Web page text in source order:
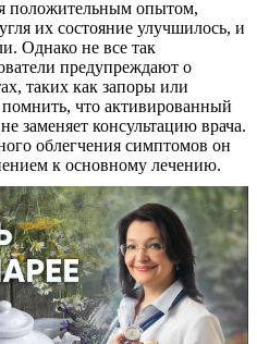
положительным опытом,
их состояние улучшилось, и
Однако не все так
предупреждают о
таких как запоры или
что активированный
заменяет консультацию врача.
облегчения симптомов он
к основному лечению.